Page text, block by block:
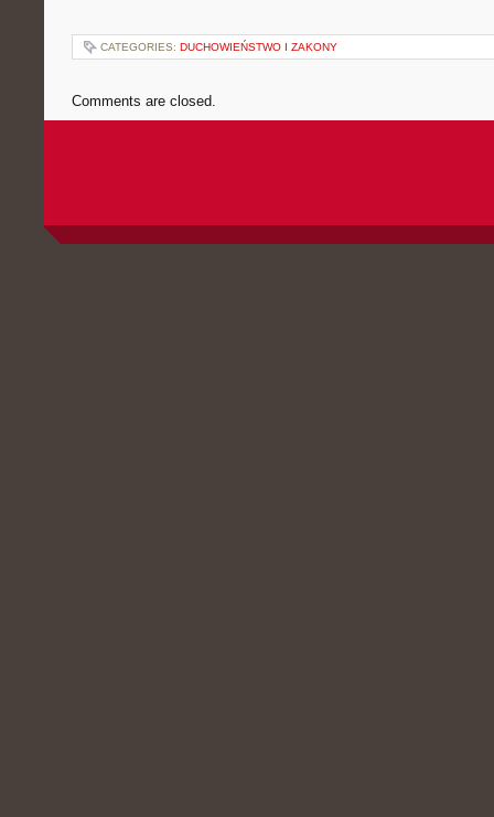
CATEGORIES: DUCHOWIEŃSTWO I ZAKONY
Comments are closed.